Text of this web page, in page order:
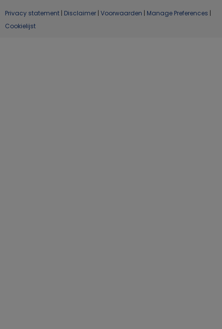
Privacy statement | Disclaimer | Voorwaarden | Manage Preferences |
Cookielijst